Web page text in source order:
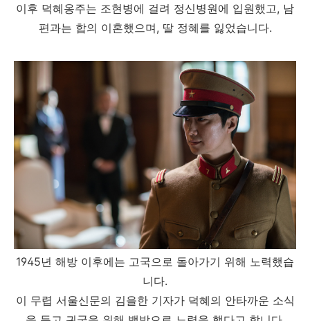
이후 덕혜옹주는 조현병에 걸려 정신병원에 입원했고, 남
편과는 합의 이혼했으며, 딸 정혜를 잃었습니다.
1945년 해방 이후에는 고국으로 돌아가기 위해 노력했습
니다.
이 무렵 서울신문의 김을한 기자가 덕혜의 안타까운 소식